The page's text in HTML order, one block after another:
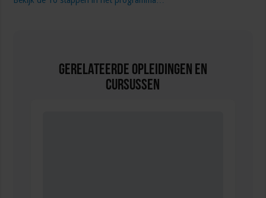
Gerelateerde Opleidingen en
Cursussen